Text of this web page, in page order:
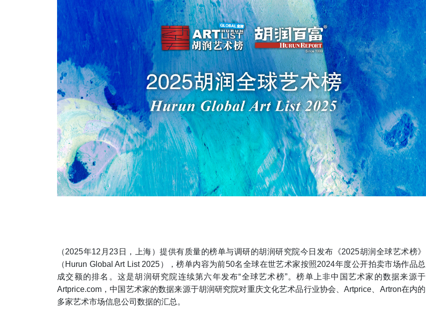
（2025年12月23日，上海）提供有质量的榜单与调研的胡润研究院今日发布《2025胡润全球艺术榜》
（ Hurun Global Art List 2025），榜单内容为前50名全球在世艺术家按照2024年度公开拍卖市场作品总
成交额的排名。这是胡润研究院连续第六年发布“全球艺术榜”。榜单上非中国艺术家的数据来源于
Artprice.com，中国艺术家的数据来源于胡润研究院对重庆文化艺术品行业协会、Artprice、Artron在内的
多家艺术市场信息公司数据的汇总。